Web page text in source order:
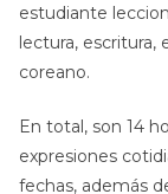
estudiante
lectura, escritura,
coreano.
En total, son 14
expresiones
fechas, además